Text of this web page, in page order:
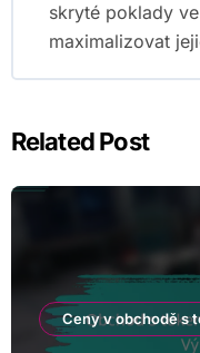
skryté poklady
maximalizovat
Related Post
Ceny v obchodě s